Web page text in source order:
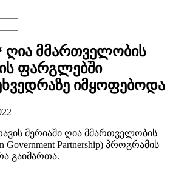
ღია მმართველობის
ფარგლებში
იმყოფებოდა
მერიაში ღია მმართველობის
Partnership) პროგრამის
გაიმართა.